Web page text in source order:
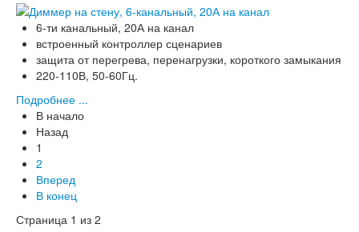
6-ти канальный, 20А на канал
встроенный контроллер сценариев
защита от перегрева, перенагрузки, короткого замыкания
220-110В, 50-60Гц.
Подробнее ...
В начало
Назад
1
2
Вперед
В конец
Страница 1 из 2